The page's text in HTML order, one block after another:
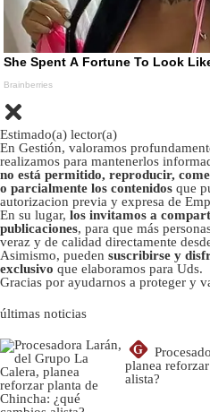
Estimado(a) lector(a)
En Gestión, valoramos
realizamos para mantenerlos
no está permitido, reproducir,
o parcialmente los contenidos que
autorizacion previa y expresa de
En su lugar, los invitamos a
publicaciones, para que más
veraz y de calidad directamente
Asimismo, pueden suscribirse y
exclusivo que elaboramos para Uds.
Gracias por ayudarnos a proteger y
últimas noticias
G
planea
alista?